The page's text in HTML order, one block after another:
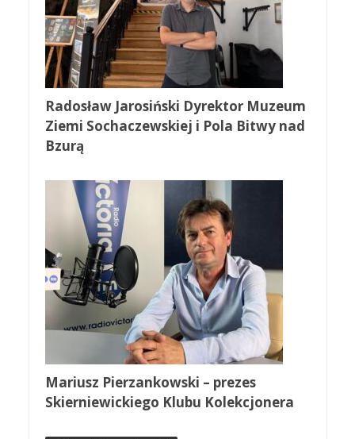
Radosław Jarosiński Dyrektor Muzeum
Ziemi Sochaczewskiej i Pola Bitwy nad
Bzurą
Mariusz Pierzankowski – prezes
Skierniewickiego Klubu Kolekcjonera